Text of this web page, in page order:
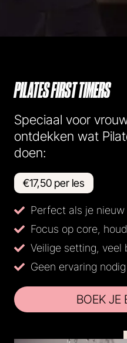
PILATES FIRST TIMERS
Speciaal voor
ontdekken wat
doen:
€17,50 per les
Perfect als je nieuw
Focus op core,
Veilige setting, veel
Geen ervaring nodig
BOEK JE